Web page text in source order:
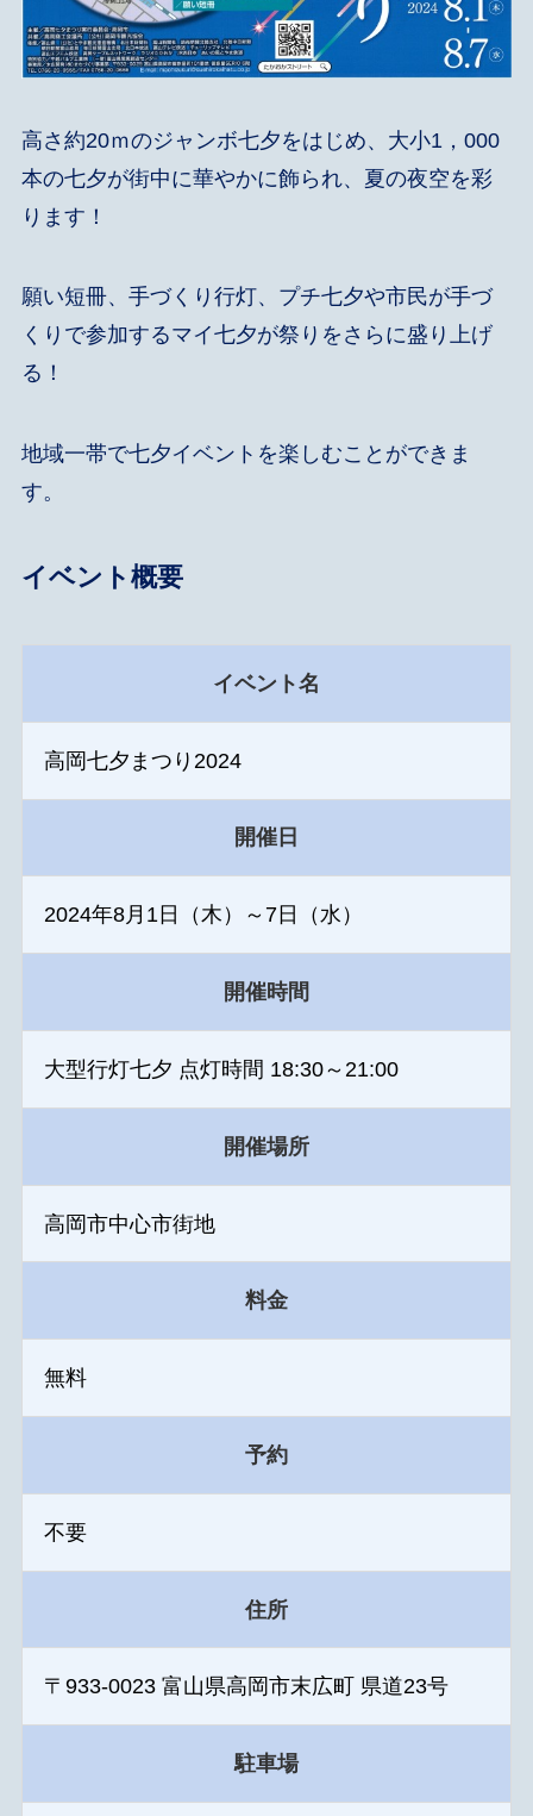
高さ約20ｍのジャンボ七夕をはじめ、大小1，000
本の七夕が街中に華やかに飾られ、夏の夜空を彩
ります！
願い短冊、手づくり行灯、プチ七夕や市民が手づ
くりで参加するマイ七夕が祭りをさらに盛り上げ
る！
地域一帯で七夕イベントを楽しむことができま
す。
イベント概要
イベント名
高岡七夕まつり2024
開催日
2024年8月1日（木）～7日（水）
開催時間
大型行灯七夕 点灯時間 18:30～21:00
開催場所
高岡市中心市街地
料金
無料
予約
不要
住所
〒933-0023 富山県高岡市末広町 県道23号
駐車場